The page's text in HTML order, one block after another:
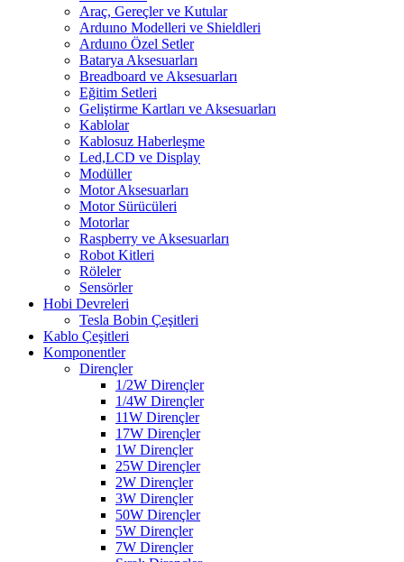
Araç, Gereçler ve Kutular
Arduıno Modelleri ve Shieldleri
Arduıno Özel Setler
Batarya Aksesuarları
Breadboard ve Aksesuarları
Eğitim Setleri
Geliştirme Kartları ve Aksesuarları
Kablolar
Kablosuz Haberleşme
Led,LCD ve Display
Modüller
Motor Aksesuarları
Motor Sürücüleri
Motorlar
Raspberry ve Aksesuarları
Robot Kitleri
Röleler
Sensörler
Hobi Devreleri
Tesla Bobin Çeşitleri
Kablo Çeşitleri
Komponentler
Dirençler
1/2W Dirençler
1/4W Dirençler
11W Dirençler
17W Dirençler
1W Dirençler
25W Dirençler
2W Dirençler
3W Dirençler
50W Dirençler
5W Dirençler
7W Dirençler